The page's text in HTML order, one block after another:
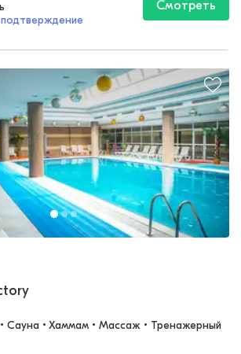
Смотреть
Сауна • Хаммам • Массаж • Тренажерный